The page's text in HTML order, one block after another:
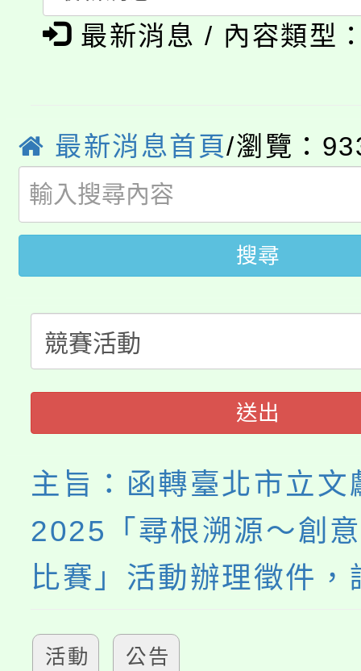
程
「本色祭」8/29、30在
局官網。
8月14至27日，桃園電
開!
115年桃園市運動會8/
田徑場及游泳池舉行。
桃園市低收入戶享有免
視費優惠，中低收入戶
半價優惠，詳情可洽有
者。
大園自造教育及科技
份教師增能研習
份教師研習
淨零綠生活教案入校路
會
程
最新消息 / 內容類型
最新消息首頁/瀏覽：
搜尋
送出
主旨：函轉臺北市立文
2025「尋根溯源～創
比賽」活動辦理徵件，
活動 公告